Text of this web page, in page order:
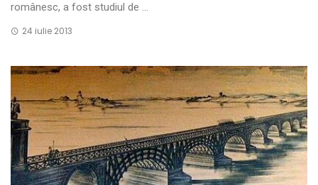
românesc, a fost studiul de ...
24 iulie 2013